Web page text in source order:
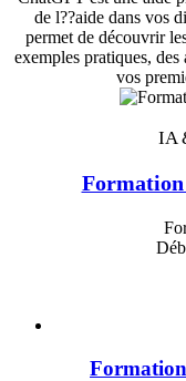
de l??aide dans vos
permet de découvrir
exemples pratiques, des
vos
IA